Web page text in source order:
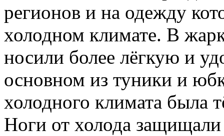
регионов и на одежду
холодном климате. В
носили более лёгкую и
основном из туники и
холодного климата была
Ноги от холода